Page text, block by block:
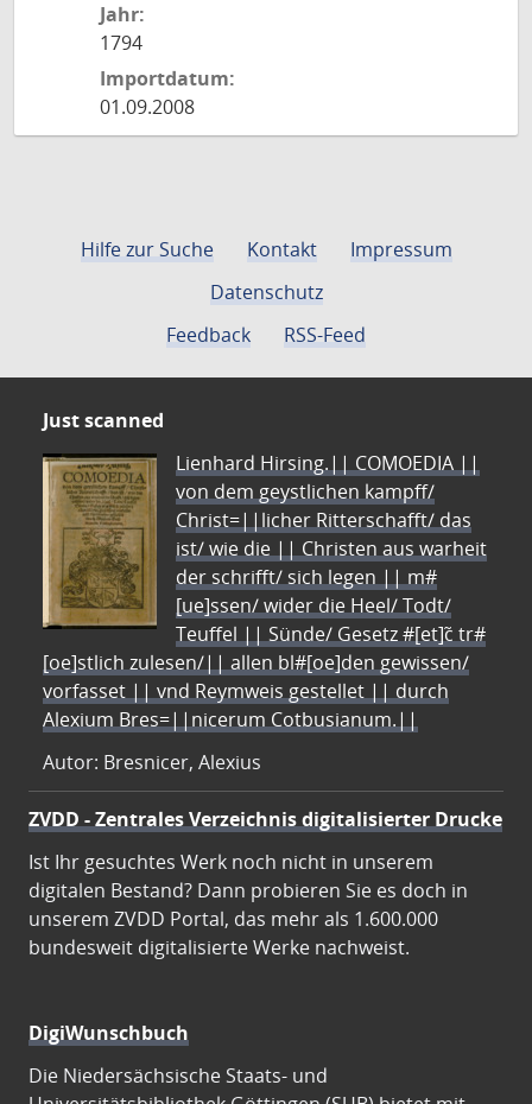
Jahr:
1794
Importdatum:
01.09.2008
Hilfe zur Suche Kontakt
Impressum
Datenschutz
Feedback
RSS-Feed
Just scanned
Lienhard Hirsing.|| COMOEDIA ||
von dem geystlichen kampff/
Christ=||licher Ritterschafft/ das
ist/ wie die || Christen aus warheit
der schrifft/ sich legen || m#
[ue]ssen/ wider die Heel/ Todt/
Teuffel || Sünde/ Gesetz #[et]c̃ tr#
[oe]stlich zulesen/|| allen bl#[oe]den gewissen/
vorfasset || vnd Reymweis gestellet || durch
Alexium Bres=||nicerum Cotbusianum.||
Autor: Bresnicer, Alexius
ZVDD - Zentrales Verzeichnis digitalisierter Drucke
Ist Ihr gesuchtes Werk noch nicht in unserem
digitalen Bestand? Dann probieren Sie es doch in
unserem ZVDD Portal, das mehr als 1.600.000
bundesweit digitalisierte Werke nachweist.
DigiWunschbuch
Die Niedersächsische Staats- und